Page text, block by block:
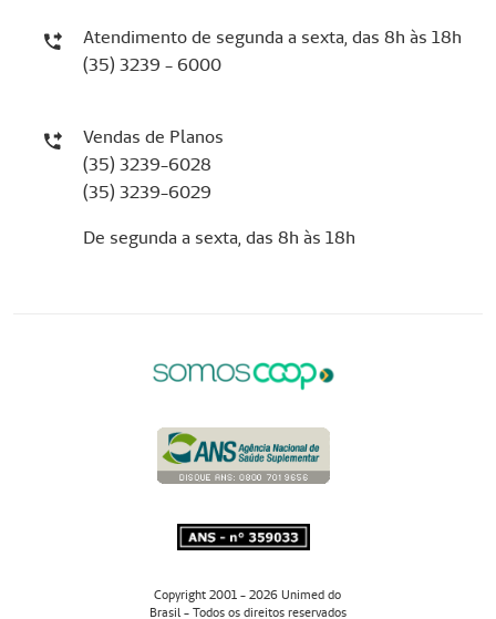
Atendimento de segunda a sexta, das 8h às 18h
(35) 3239 - 6000
Vendas de Planos
(35) 3239-6028
(35) 3239-6029
De segunda a sexta, das 8h às 18h
Copyright 2001 - 2026 Unimed do
Brasil - Todos os direitos reservados